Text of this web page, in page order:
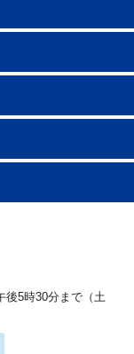
5時30分まで（土